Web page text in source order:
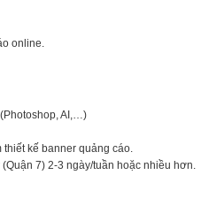
online.
AI,…)
kế banner quảng cáo.
7) 2-3 ngày/tuần hoặc nhiều hơn.